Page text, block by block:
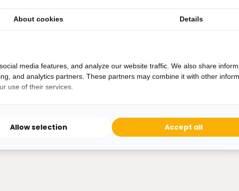
Heb je een vraag?
Bereikbaar van ma - vr 10:00 tot 17:00
0162-231130
klantenservice@bazaaronline.nl
*
About cookies Details
media features, and analyze our website traffic. We also share
and analytics partners. These partners may combine it with other
use of their services.
Allow selection Accept all